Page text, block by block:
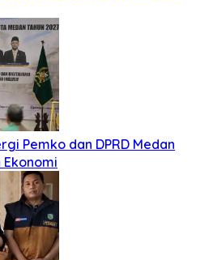
Pemko dan DPRD Medan